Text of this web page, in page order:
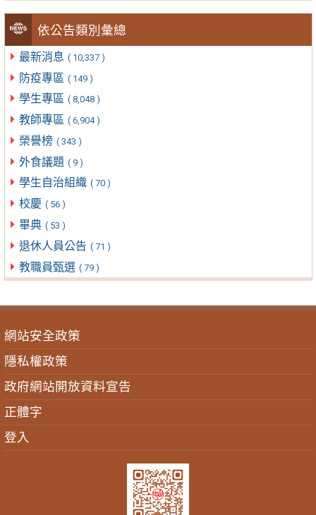
依公告類別彙總
最新消息 ( 10,337 )
防疫專區 ( 149 )
學生專區 ( 8,048 )
教師專區 ( 6,904 )
榮譽榜 ( 343 )
外食議題 ( 9 )
學生自治組織 ( 70 )
校慶 ( 56 )
畢典 ( 53 )
退休人員公告 ( 71 )
教職員甄選 ( 79 )
網站安全政策
隱私權政策
政府網站開放資料宣告
正體字
登入